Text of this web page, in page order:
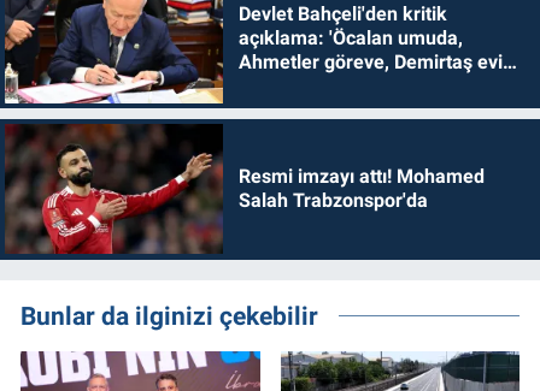
Devlet Bahçeli'den kritik
açıklama: 'Öcalan umuda,
Ahmetler göreve, Demirtaş evine
Resmi imzayı attı! Mohamed
Salah Trabzonspor'da
Bunlar da ilginizi çekebilir